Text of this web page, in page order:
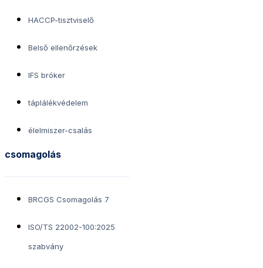
HACCP-tisztviselő
Belső ellenőrzések
IFS bróker
táplálékvédelem
élelmiszer-csalás
csomagolás
BRCGS Csomagolás 7
ISO/TS 22002-100:2025
szabvány